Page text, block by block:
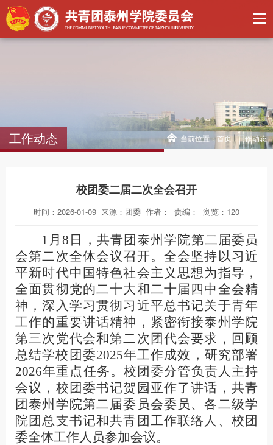
工作动态 当前位置：首页 工作动态
校团委二届二次全会召开
时间：2026-01-09 来源：团委 作者： 责编： 浏览： 120
1 月8 日，共青团泰州学院第二届委员
会第二次全体会议召开。全会坚持以习近
平新时代中国特色社会主义思想为指导，
全面贯彻党的二十大和二十届四中全会精
神，深入学习贯彻习近平总书记关于青年
工作的重要讲话精神，紧密衔接泰州学院
第三次党代会和第二次团代会要求，回顾
总结学校团委2025年工作成效，研究部署
2026年重点任务。校团委分管负责人主持
会议，校团委书记贺园亚作了讲话，共青
团泰州学院第二届委员会委员、各二级学
院团总支书记和共青团工作联络人、校团
委全体工作人员参加会议。